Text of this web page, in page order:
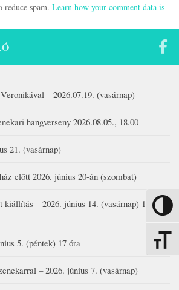
Nagy
spam. Learn how your comment data is
– 2026.07.19. (vasárnap)
hangverseny 2026.08.05., 18.00
21. (vasárnap)
előtt 2026. június 20-án (szombat)
– 2026. június 14. (vasárnap) 15-17
5. (péntek) 17 óra
– 2026. június 7. (vasárnap)